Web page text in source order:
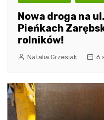
Nowa droga na
Pieńkach
rolników!
Natalia Grzesiak 6